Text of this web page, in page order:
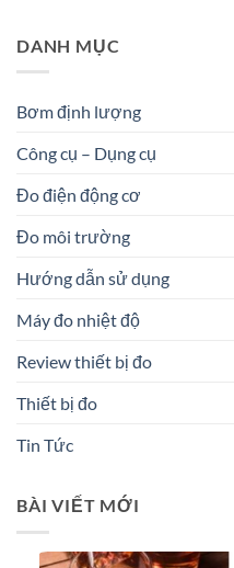
DANH MỤC
Bơm định lượng
Công cụ – Dụng cụ
Đo điện động cơ
Đo môi trường
Hướng dẫn sử dụng
Máy đo nhiệt độ
Review thiết bị đo
Thiết bị đo
Tin Tức
BÀI VIẾT MỚI